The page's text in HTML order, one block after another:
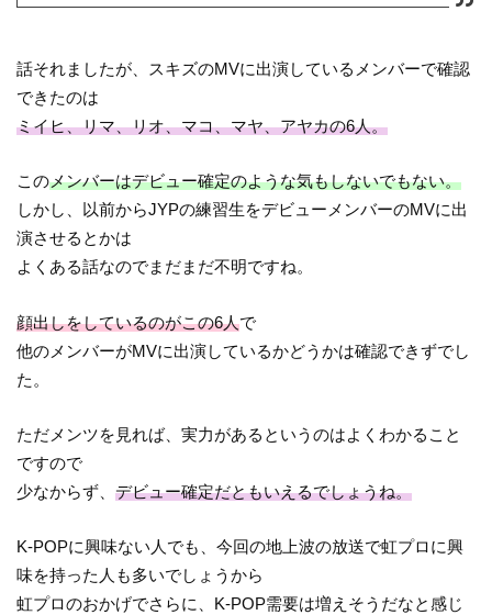
話それましたが、スキズのMVに出演しているメンバーで確認
できたのは
ミイヒ、リマ、リオ、マコ、マヤ、アヤカの6人。
このメンバーはデビュー確定のような気もしないでもない。
しかし、以前からJYPの練習生をデビューメンバーのMVに出
演させるとかは
よくある話なのでまだまだ不明ですね。
顔出しをしているのがこの6人で
他のメンバーがMVに出演しているかどうかは確認できずでし
た。
ただメンツを見れば、実力があるというのはよくわかること
ですので
少なからず、デビュー確定だともいえるでしょうね。
K-POPに興味ない人でも、今回の地上波の放送で虹プロに興
味を持った人も多いでしょうから
虹プロのおかげでさらに、K-POP需要は増えそうだなと感じ